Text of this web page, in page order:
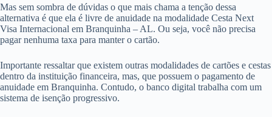
Mas sem sombra de dúvidas o que mais chama a tenção dessa
alternativa é que ela é livre de anuidade na modalidade Cesta Next
Visa Internacional em Branquinha – AL. Ou seja, você não precisa
pagar nenhuma taxa para manter o cartão.
Importante ressaltar que existem outras modalidades de cartões e cestas
dentro da instituição financeira, mas, que possuem o pagamento de
anuidade em Branquinha. Contudo, o banco digital trabalha com um
sistema de isenção progressivo.